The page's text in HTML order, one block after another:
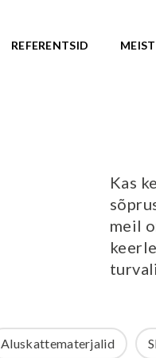
REFERENTSID MEIST
Minirambid
Skatepargi
Monoliitsed
Kas
meil
Aluskattematerjalid